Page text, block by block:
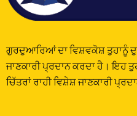
ਗੁਰਦੁਆਰਿਆਂ ਦਾ ਵਿਸ਼ਵਕੋਸ਼ ਤੁਹਾਨੂੰ
ਜਾਣਕਾਰੀ ਪ੍ਰਦਾਨ ਕਰਦਾ ਹੈ। ਇਹ
ਚਿੱਤਰਾਂ ਰਾਹੀ ਵਿਸ਼ੇਸ਼ ਜਾਣਕਾਰੀ